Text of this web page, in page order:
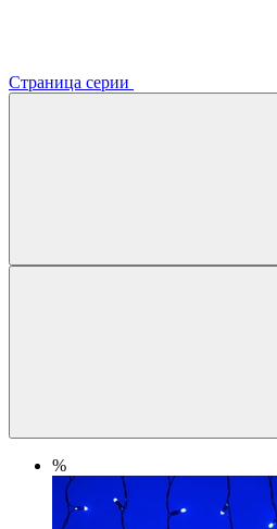
Страница серии
%